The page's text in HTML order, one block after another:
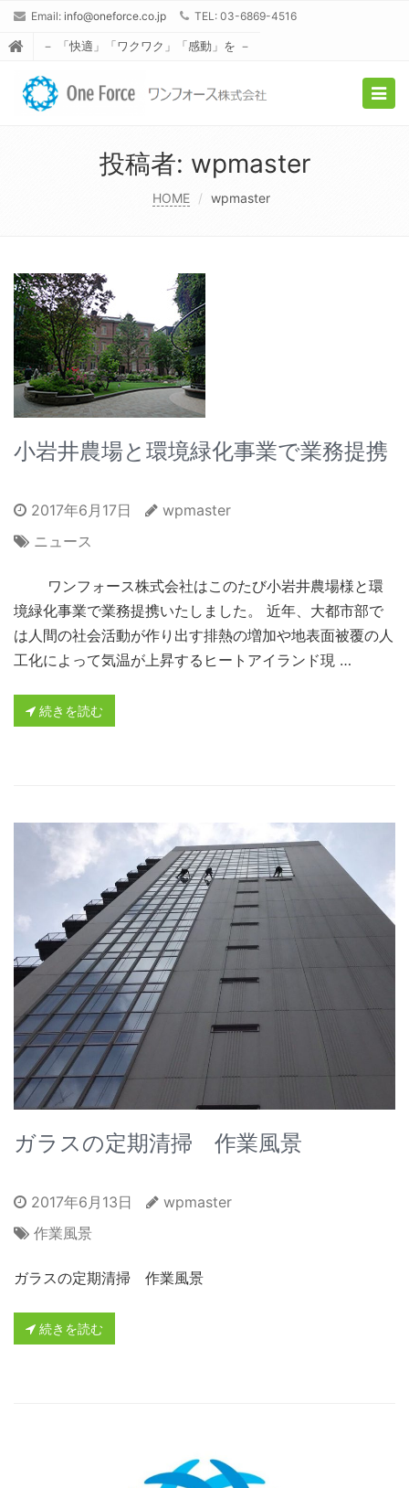
Email: info@oneforce.co.jp TEL: 03-6869-4516
－ 「快適」「ワクワク」「感動」を －
投稿者: wpmaster
HOME wpmaster
小岩井農場と環境緑化事業で業務提携
2017年6月17日
wpmaster
ニュース
ワンフォース株式会社はこのたび小岩井農場様と環
境緑化事業で業務提携いたしました。 近年、大都市部で
は人間の社会活動が作り出す排熱の増加や地表面被覆の人
工化によって気温が上昇するヒートアイランド現 …
続きを読む
ガラスの定期清掃 作業風景
2017年6月13日
wpmaster
作業風景
ガラスの定期清掃 作業風景
続きを読む